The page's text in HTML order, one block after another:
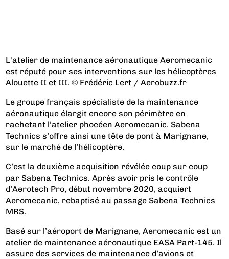
L'atelier de maintenance aéronautique Aeromecanic
est réputé pour ses interventions sur les hélicoptères
Alouette II et III. © Frédéric Lert / Aerobuzz.fr
Le groupe français spécialiste de la maintenance
aéronautique élargit encore son périmètre en
rachetant l’atelier phocéen Aeromecanic. Sabena
Technics s’offre ainsi une tête de pont à Marignane,
sur le marché de l’hélicoptère.
C’est la deuxième acquisition révélée coup sur coup
par Sabena Technics. Après avoir pris le contrôle
d’Aerotech Pro, début novembre 2020, acquiert
Aeromecanic, rebaptisé au passage Sabena Technics
MRS.
Basé sur l’aéroport de Marignane, Aeromecanic est un
atelier de maintenance aéronautique EASA Part-145. Il
assure des services de maintenance d’avions et